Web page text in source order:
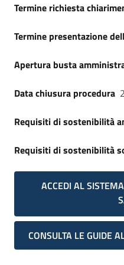
Termine richiesta
Termine presentazione
Apertura busta
Data chiusura procedura
Requisiti di sostenibilità
Requisiti di sostenibilità
ACCEDI AL
CONSULTA LE GUIDE